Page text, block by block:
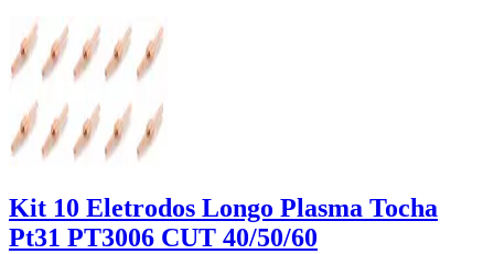
Kit 10 Eletrodos Longo Plasma Tocha
Pt31 PT3006 CUT 40/50/60